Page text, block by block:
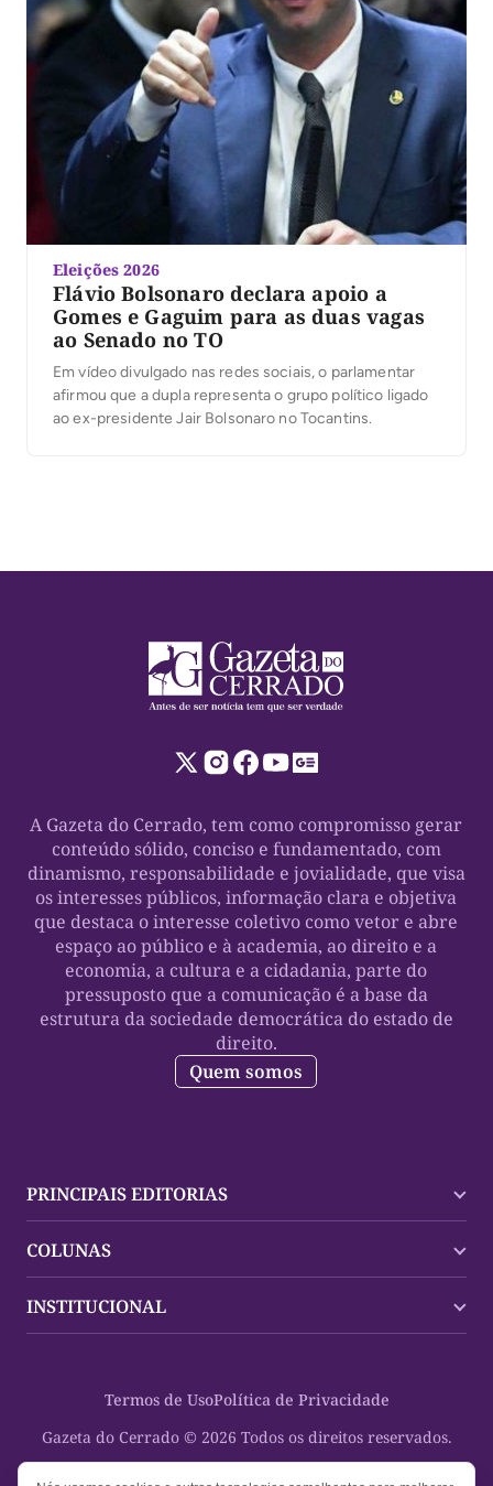
Eleições 2026
Flávio Bolsonaro declara apoio a
Gomes e Gaguim para as duas vagas
ao Senado no TO
Em vídeo divulgado nas redes sociais, o parlamentar
afirmou que a dupla representa o grupo político ligado
ao ex-presidente Jair Bolsonaro no Tocantins.
A Gazeta do Cerrado, tem como compromisso gerar
conteúdo sólido, conciso e fundamentado, com
dinamismo, responsabilidade e jovialidade, que visa
os interesses públicos, informação clara e objetiva
que destaca o interesse coletivo como vetor e abre
espaço ao público e à academia, ao direito e a
economia, a cultura e a cidadania, parte do
pressuposto que a comunicação é a base da
estrutura da sociedade democrática do estado de
direito.
Quem somos
PRINCIPAIS EDITORIAS
Palmas
Mundo
Oportunidades
Cultura
Saúde
COLUNAS
Policial
Planeta Vivo
Espaço Cidadania
Turistando Gazeta
INSTITUCIONAL
Gazeta do Cerrado © 2026 Todos os direitos reservados.
Termos de UsoPolítica de Privacidade